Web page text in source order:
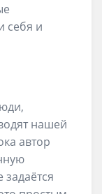
себя и
нашей
автор